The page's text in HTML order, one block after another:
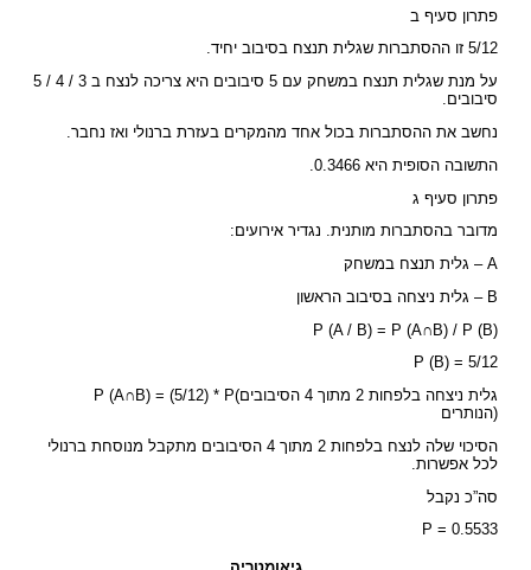
פתרון סעיף ב
5/12 זו ההסתברות שגלית תנצח בסיבוב יחיד.
על מנת שגלית תנצח במשחק עם 5 סיבובים היא צריכה לנצח ב 3 / 4 / 5
סיבובים.
נחשב את ההסתברות בכול אחד מהמקרים בעזרת ברנולי ואז נחבר.
התשובה הסופית היא 0.3466.
פתרון סעיף ג
מדובר בהסתברות מותנית. נגדיר אירועים:
A – גלית תנצח במשחק
B – גלית ניצחה בסיבוב הראשון
P (A / B) = P (A∩B) / P (B)
P (B) = 5/12
P (A∩B) = (5/12) * P(גלית ניצחה בלפחות 2 מתוך 4 הסיבובים
הנותרים)
הסיכוי שלה לנצח בלפחות 2 מתוך 4 הסיבובים מתקבל מנוסחת ברנולי
לכל אפשרות.
סה”כ נקבל
P = 0.5533